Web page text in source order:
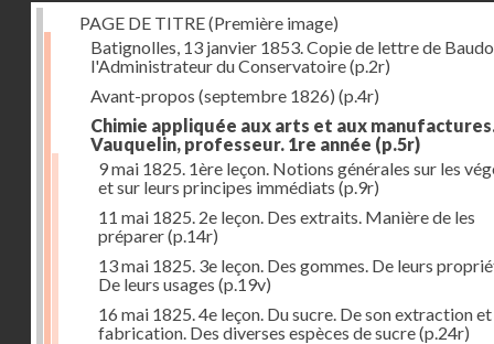
PAGE DE TITRE (Première image)
Batignolles, 13 janvier 1853. Copie de lettre de
l'Administrateur du Conservatoire(p.2r)
Avant-propos (septembre 1826) (p.4r)
Chimie appliquée aux arts et aux
Vauquelin, professeur. 1re année (p.5r)
9 mai 1825. 1ère leçon. Notions générales sur les
et sur leurs principes immédiats (p.9r)
11 mai 1825. 2e leçon. Des extraits. Manière de les
préparer(p.14r)
13 mai 1825. 3e leçon. Des gommes. De leurs
De leurs usages (p.19v)
16 mai 1825. 4e leçon. Du sucre. De son extraction et
fabrication. Des diverses espèces de sucre(p.24r)